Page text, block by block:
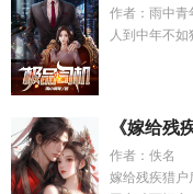
作者：雨中青
人到中年不
《嫁给残
作者：佚名
嫁给残疾猎户